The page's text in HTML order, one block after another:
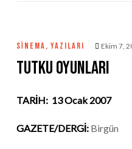
SINEMA, YAZILARI Ekim 7,
Tutku Oyunları
TARİH: 13 Ocak 2007
GAZETE/DERGİ: Birgün